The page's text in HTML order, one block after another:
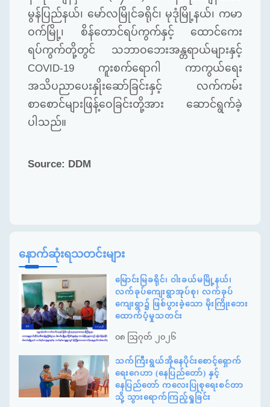
မွန်ပြည်နယ်၊ မော်လမြိုင်ခရိုင်၊ မုဒုံမြို့နယ်၊ ကမာ
ဝက်မြို့၊ စိန်တောင်ရပ်ကွက်နှင့် ထောင်ကေး
ရပ်ကွက်တို့တွင် သဘာဝဘေးအန္တရာယ်များနှင့်
COVID-19 ကူးစက်ရောဂါ ကာကွယ်ရေး
အသိပညာပေးနှိုးဆော်ခြင်းနှင့် လက်ကမ်း
စာစောင်များဖြန့်ဝေခြင်းတို့အား ဆောင်ရွက်ခဲ့
ပါသည်။
Source: DDM
နောက်ဆုံးရသတင်းများ
မြောင်းမြခရိုင်၊ ဝါးခယ်မမြို့နယ်၊
လက်ခုပ်ကျေးရွာအုပ်စု၊ လက်ခုပ်
ကျေးရွာ၌ ဖြစ်ပွားခဲ့သော မိုးကြိုးဘေး
ထောက်ပံ့မှုသတင်း
၀၈ ဩဂုတ် ၂၀၂၆
သက်ကြီးရွယ်အိုနေပိုင်းစောင့်ရှောက်
ရေးဂေဟာ (နေပြည်တော်) နှင့်
နေပြည်တော် ကလေးပြုစုရေးစင်တာ
သို့ သွားရောက်ကြည့်ရှုခြင်း